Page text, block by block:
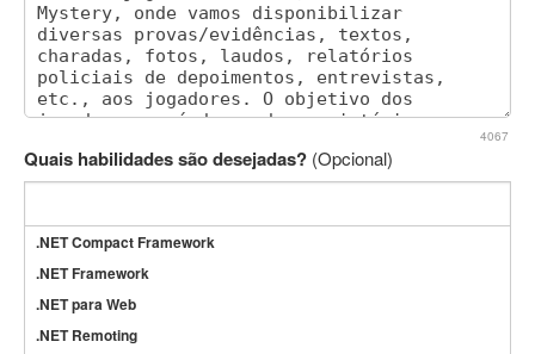
4067
Quais habilidades são desejadas? (Opcional)
.NET Compact Framework
.NET Framework
.NET para Web
.NET Remoting